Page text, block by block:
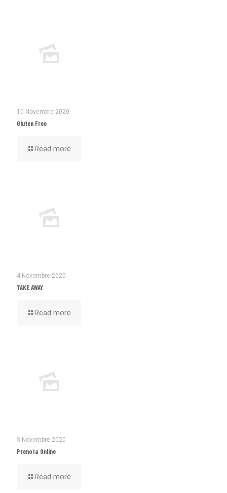
10 Novembre 2020
Gluten Free
Read more
4 Novembre 2020
TAKE AWAY
Read more
3 Novembre 2020
Prenota Online
Read more